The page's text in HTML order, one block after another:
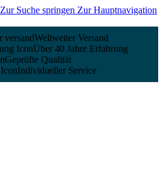
Zur Suche springen Zur Hauptnavigation
Weltweiter Versand
Über 40 Jahre Erfahrung
Geprüfte Qualität
Individueller Service